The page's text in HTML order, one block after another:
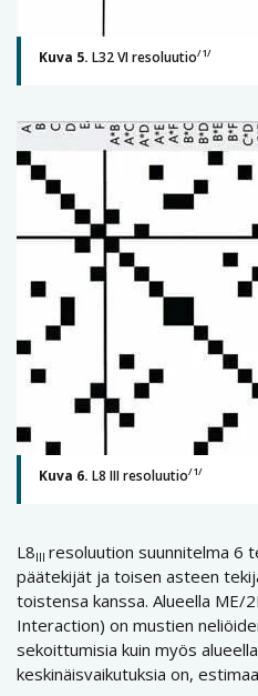
Kuva 5. L32 VI resoluutio/1/
Kuva 6. L8 III resoluutio/1/
L8III resoluution suunnitelma 6
päätekijät ja toisen asteen
toistensa kanssa. Alueella ME/
Interaction) on mustien
sekoittumisia kuin myös
keskinäisvaikutuksia on,